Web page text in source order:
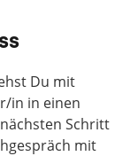
Du mit
in in einen
Schritt
mit